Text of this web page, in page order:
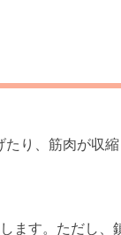
り、筋肉が収
す。ただし、